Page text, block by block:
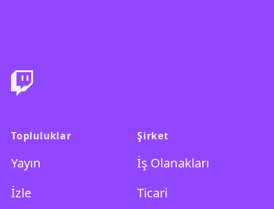
Topluluklar
Yayın
İzle
Şirket
İş Olanakları
Ticari